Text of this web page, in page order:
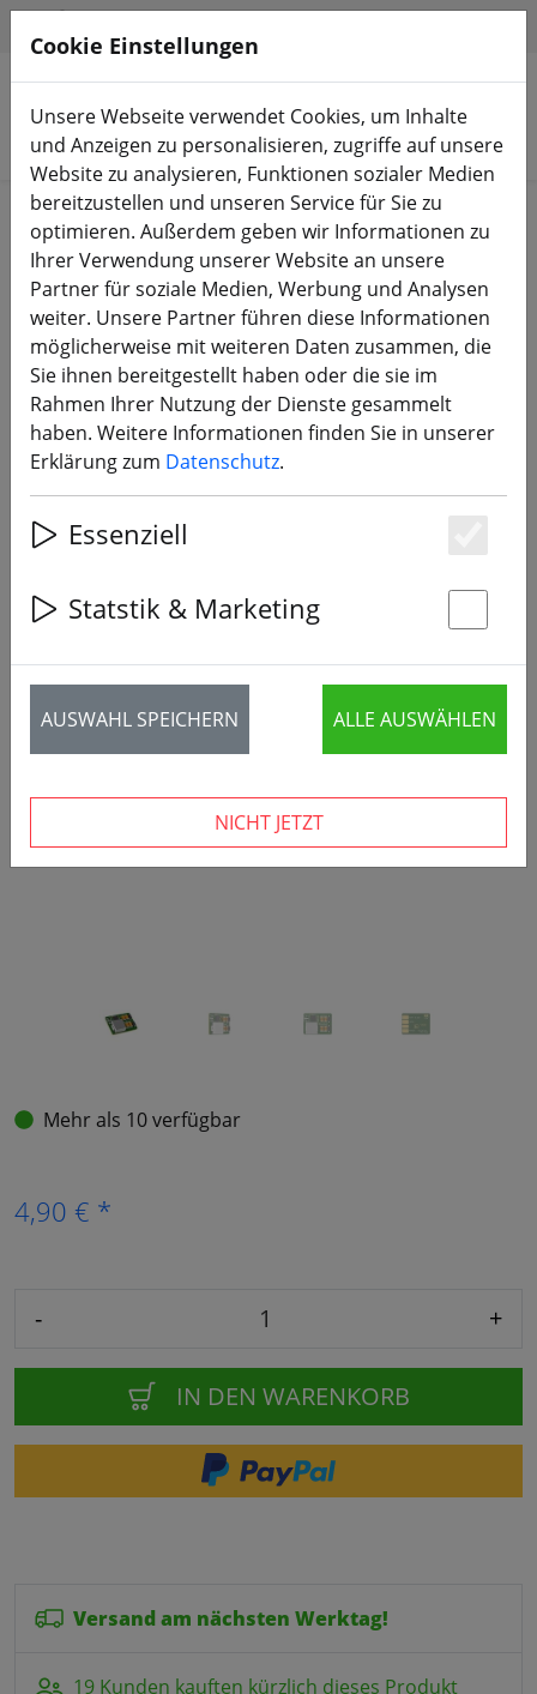
Produkte suchen
Start Bauteile PDB & BEC
iFlight Blitz 5V/12V Step-Down
Voltage Regulator BEC V1.1
‹ ›
Mehr als 10 verfügbar
4,90 € *
- +
IN DEN WARENKORB
Versand am nächsten Werktag!
19 Kunden kauften kürzlich dieses Produkt
Cookie Einstellungen
Unsere Webseite verwendet Cookies, um Inhalte
und Anzeigen zu personalisieren, zugriffe auf unsere
Website zu analysieren, Funktionen sozialer Medien
bereitzustellen und unseren Service für Sie zu
optimieren. Außerdem geben wir Informationen zu
Ihrer Verwendung unserer Website an unsere
Partner für soziale Medien, Werbung und Analysen
weiter. Unsere Partner führen diese Informationen
möglicherweise mit weiteren Daten zusammen, die
Sie ihnen bereitgestellt haben oder die sie im
Rahmen Ihrer Nutzung der Dienste gesammelt
haben. Weitere Informationen finden Sie in unserer
Erklärung zum Datenschutz.
Essenziell
Statstik & Marketing
AUSWAHL SPEICHERN ALLE AUSWÄHLEN
NICHT JETZT